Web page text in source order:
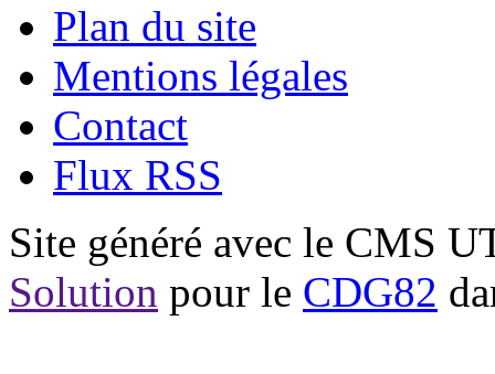
Plan du site
Mentions légales
Contact
Flux RSS
Site généré avec le CMS
Solution pour le CDG82